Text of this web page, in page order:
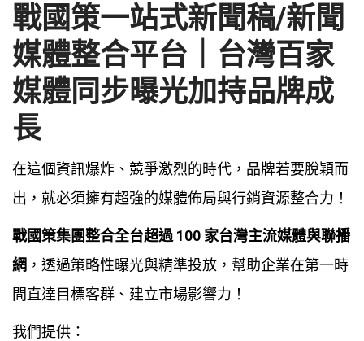
戰國策一站式新聞稿/新聞
媒體整合平台｜台灣百家
媒體同步曝光加持品牌成
長
在這個資訊爆炸、競爭激烈的時代，品牌若要脫穎而
出，就必須擁有超強的媒體佈局與行銷資源整合力！
戰國策集團整合全台超過 100 家台灣主流媒體與聯播
網 ，透過策略性曝光與精準投放，幫助企業在第一時
間直達目標客群、建立市場影響力！
我們提供：